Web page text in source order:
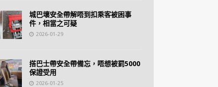
城巴壞安全帶解唔到扣乘客被困事
件，相當之可疑
2026-01-29
搭巴士帶安全帶備忘，唔想被罰5000
保證受用
2026-01-25